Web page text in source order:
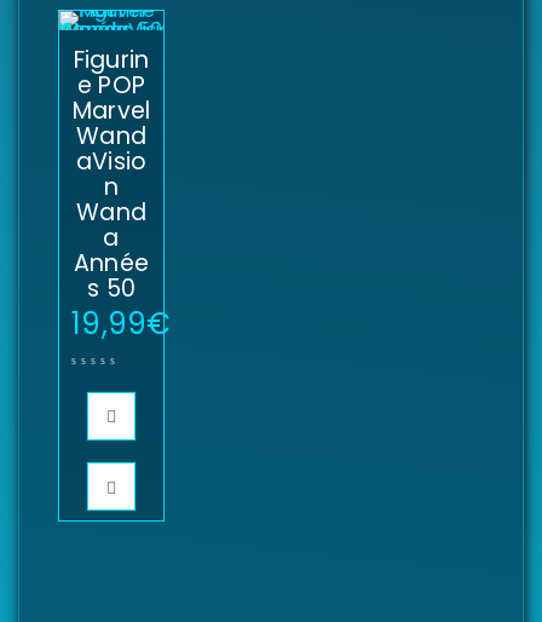
Figurin
e POP
Marvel
Wand
aVisio
n
Wand
a
Année
s 50
19,99€